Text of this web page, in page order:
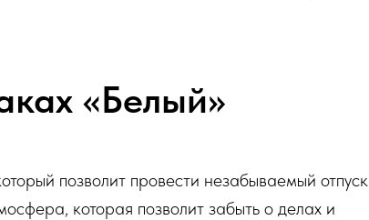
«Белый»
позволит провести незабываемый отпуск
которая позволит забыть о делах и